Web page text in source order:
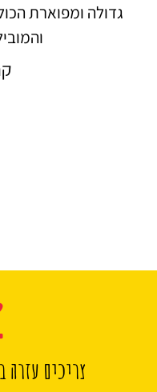
גדולה ומפוארת
צריכים עזרה